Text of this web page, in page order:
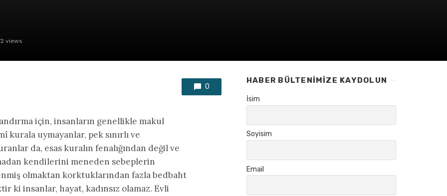
views
0
için, insanların genellikle makul
uymayanlar, pek sınırlı ve
da, esas kuralın fenalığından değil ve
kendilerini meneden sebeplerin
olmaktan korktuklarından fazla bedbaht
ki insanlar, hayat, kadınsız olamaz. Evli
HABER BÜLTENIMIZE KAYDOLUN
İsim
Soyisim
Email